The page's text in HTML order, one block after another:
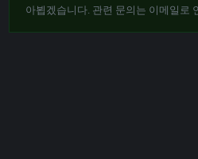
아뵙겠습니다. 관련 문의는 이메일로